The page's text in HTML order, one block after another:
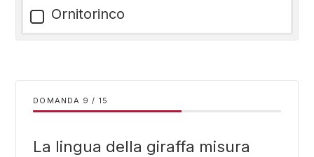
Ornitorinco
DOMANDA / 15
La lingua della giraffa misura